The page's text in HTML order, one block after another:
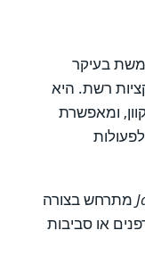
בעיקר
רשת. היא
ומאפשרת
מתרחש בצורה
או סביבות